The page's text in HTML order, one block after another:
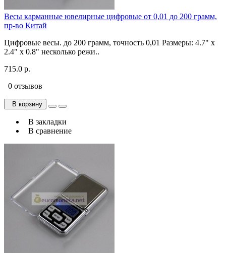
Весы карманные ювелирные цифровые от 0,01 до 200 грамм,
пр-во Китай
Цифровые весы. до 200 грамм, точность 0,01 Размеры: 4.7" x
2.4" x 0.8" несколько режи..
715.0 р.
0 отзывов
В корзину
В закладки
В сравнение